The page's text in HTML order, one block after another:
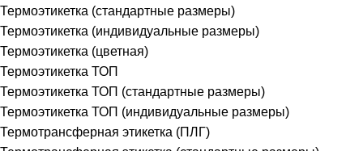
Термоэтикетка (стандартные размеры)
Термоэтикетка (индивидуальные размеры)
Термоэтикетка (цветная)
Термоэтикетка ТОП
Термоэтикетка ТОП (стандартные размеры)
Термоэтикетка ТОП (индивидуальные размеры)
Термотрансферная этикетка (ПЛГ)